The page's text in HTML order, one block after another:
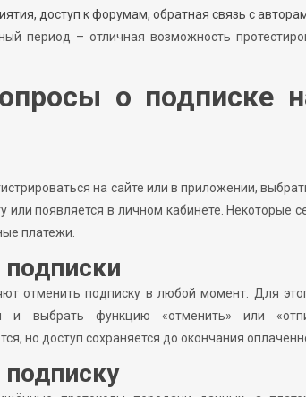
доступ к форумам, обратная связь с
период – отличная возможность
о подписке
на сайте или в приложении,
или появляется в личном кабинете. Некоторые
платежи.
отменить подписку в любой момент. Для
и выбрать функцию «отменить» или
но доступ сохраняется до окончания
подписку